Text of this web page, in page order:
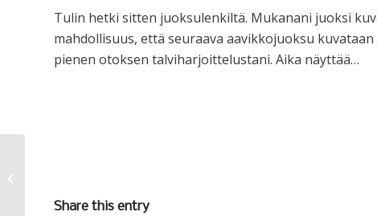
Tulin hetki sitten juoksulenkiltä. Mukanani juoksi
mahdollisuus, että seuraava aavikkojuoksu
pienen otoksen talviharjoittelustani. Aika näyttää…
Share this entry